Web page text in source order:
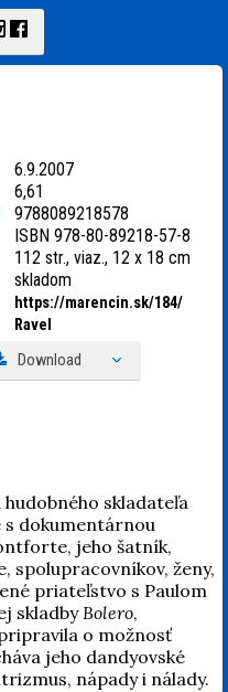
6.9.2007
6,61
9788089218578
ISBN 978-80-89218-57-8
112 str., viaz., 12 x 18 cm
skladom
https://marencin.sk/184/
Ravel
Download
skladateľa
s dokumentárnou
jeho šatník,
spolupracovníkov, ženy,
priateľstvo s Paulom
skladbyBolero,
o možnosť
jeho dandyovské
nápady i nálady.